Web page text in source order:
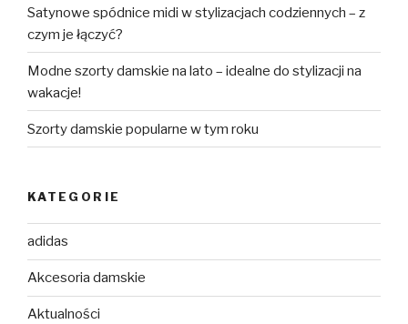
Satynowe spódnice midi w stylizacjach codziennych – z
czym je łączyć?
Modne szorty damskie na lato – idealne do stylizacji na
wakacje!
Szorty damskie popularne w tym roku
KATEGORIE
adidas
Akcesoria damskie
Aktualności